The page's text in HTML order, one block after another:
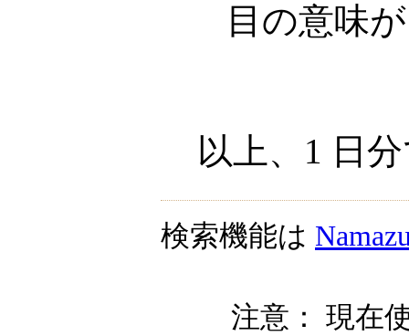
目の意味
以上、1 日
検索機能は
注意： 現在